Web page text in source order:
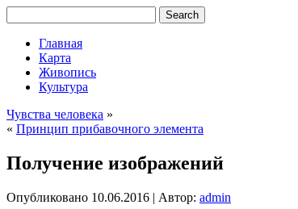
Главная
Карта
Живопись
Культура
Чувства человека »
« Принцип прибавочного элемента
Получение изображений
Опубликовано 10.06.2016 | Автор: admin